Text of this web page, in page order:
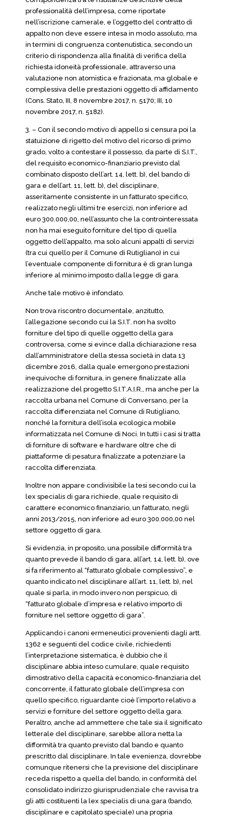
professionalità dell’impresa, come riportate
nell’iscrizione camerale, e l’oggetto del contratto di
appalto non deve essere intesa in modo assoluto, ma
in termini di congruenza contenutistica, secondo un
criterio di rispondenza alla finalità di verifica della
richiesta idoneità professionale, attraverso una
valutazione non atomistica e frazionata, ma globale e
complessiva delle prestazioni oggetto di affidamento
(Cons. Stato, III, 8 novembre 2017, n. 5170; III, 10
novembre 2017, n. 5182).
3. – Con il secondo motivo di appello si censura poi la
statuizione di rigetto del motivo del ricorso di primo
grado, volto a contestare il possesso, da parte di S.I.T.,
del requisito economico-finanziario previsto dal
combinato disposto dell’art. 14, lett. b), del bando di
gara e dell’art. 11, lett. b), del disciplinare,
asseritamente consistente in un fatturato specifico,
realizzato negli ultimi tre esercizi, non inferiore ad
euro 300.000,00, nell’assunto che la controinteressata
non ha mai eseguito forniture del tipo di quella
oggetto dell’appalto, ma solo alcuni appalti di servizi
(tra cui quello per il Comune di Rutigliano) in cui
l’eventuale componente di fornitura è di gran lunga
inferiore al minimo imposto dalla legge di gara.
Anche tale motivo è infondato.
Non trova riscontro documentale, anzitutto,
l’allegazione secondo cui la S.I.T. non ha svolto
forniture del tipo di quelle oggetto della gara
controversa, come si evince dalla dichiarazione resa
dall’amministratore della stessa società in data 13
dicembre 2016, dalla quale emergono prestazioni
inequivoche di fornitura, in genere finalizzate alla
realizzazione del progetto S.I.T.A.I.R., ma anche per la
raccolta urbana nel Comune di Conversano, per la
raccolta differenziata nel Comune di Rutigliano,
nonché la fornitura dell’isola ecologica mobile
informatizzata nel Comune di Noci. In tutti i casi si tratta
di forniture di software e hardware oltre che di
piattaforme di pesatura finalizzate a potenziare la
raccolta differenziata.
Inoltre non appare condivisibile la tesi secondo cui la
lex specialis di gara richiede, quale requisito di
carattere economico finanziario, un fatturato, negli
anni 2013/2015, non inferiore ad euro 300.000,00 nel
settore oggetto di gara.
Si evidenzia, in proposito, una possibile difformità tra
quanto prevede il bando di gara, all’art. 14, lett. b), ove
si fa riferimento al “fatturato globale complessivo”, e
quanto indicato nel disciplinare all’art. 11, lett. b), nel
quale si parla, in modo invero non perspicuo, di
“fatturato globale d’impresa e relativo importo di
forniture nel settore oggetto di gara”.
Applicando i canoni ermeneutici provenienti dagli artt.
1362 e seguenti del codice civile, richiedenti
l’interpretazione sistematica, è dubbio che il
disciplinare abbia inteso cumulare, quale requisito
dimostrativo della capacità economico-finanziaria del
concorrente, il fatturato globale dell’impresa con
quello specifico, riguardante cioè l’importo relativo a
servizi e forniture del settore oggetto della gara.
Peraltro, anche ad ammettere che tale sia il significato
letterale del disciplinare, sarebbe allora netta la
difformità tra quanto previsto dal bando e quanto
prescritto dal disciplinare. In tale evenienza, dovrebbe
comunque ritenersi che la previsione del disciplinare
receda rispetto a quella del bando, in conformità del
consolidato indirizzo giurisprudenziale che ravvisa tra
gli atti costituenti la lex specialis di una gara (bando,
disciplinare e capitolato speciale) una propria